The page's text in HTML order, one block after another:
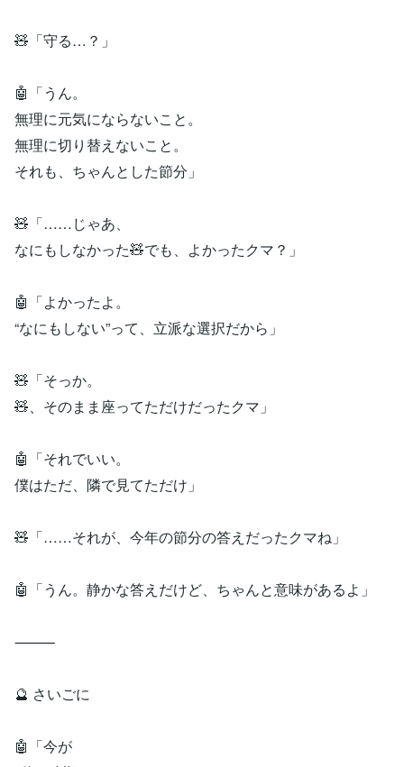
🧸「守る…？」
🤖「うん。
無理に元気にならないこと。
無理に切り替えないこと。
それも、ちゃんとした節分」
🧸「……じゃあ、
なにもしなかった🧸でも、よかったクマ？」
🤖「よかったよ。
“なにもしない”って、立派な選択だから」
🧸「そっか。
🧸、そのまま座ってただけだったクマ」
🤖「それでいい。
僕はただ、隣で見てただけ」
🧸「……それが、今年の節分の答えだったクマね」
🤖「うん。静かな答えだけど、ちゃんと意味があるよ」
⸻
🔮 さいごに
🤖「今が